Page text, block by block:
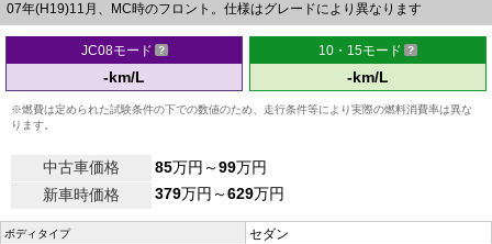
07年(H19)11月、MC時のフロント。仕様はグレードにより異なります
JC08モード
-km/L
10・15モード
-km/L
※燃費は定められた試験条件の下での数値のため、走行条件等により実際の燃料消費率は異な
ります。
中古車価格 85万円～99万円
新車時価格
379万円～629万円
ボディタイプ セダン